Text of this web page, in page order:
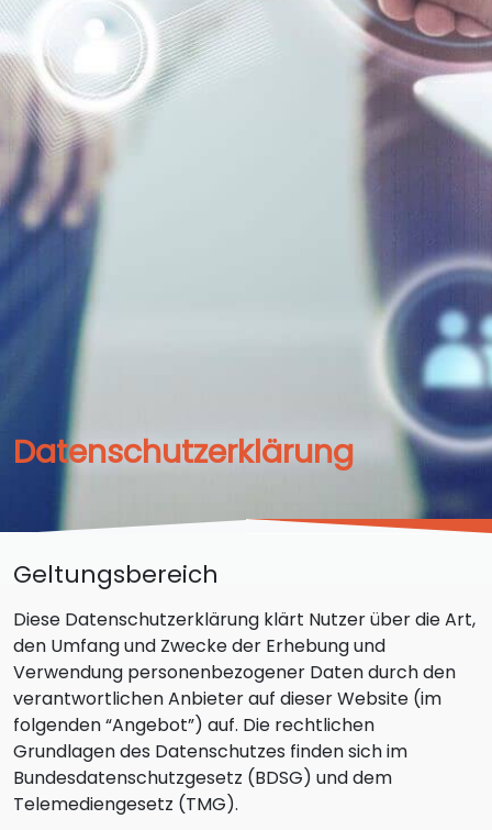
Datenschutzerklärung
Geltungsbereich
Diese Datenschutzerklärung klärt Nutzer über die Art,
den Umfang und Zwecke der Erhebung und
Verwendung personenbezogener Daten durch den
verantwortlichen Anbieter auf dieser Website (im
folgenden “Angebot”) auf. Die rechtlichen
Grundlagen des Datenschutzes finden sich im
Bundesdatenschutzgesetz (BDSG) und dem
Telemediengesetz (TMG).